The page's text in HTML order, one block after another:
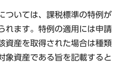
ついては、課税標準の特例が
れます。特例の適用には申請
資産を取得された場合は種類
象資産である旨を記載すると